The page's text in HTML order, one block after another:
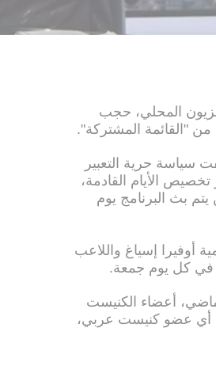
المحلي، حجب
"القائمة المشتركة".
سياسة حرية التعبير
الأيام القادمة،
بث البرنامج يوم
أوفيرا إسياغ واللاعب
في كل يوم جمعة.
أعضاء الكنيست
أي عضو كنيست عربي،